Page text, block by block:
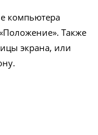
компьютера
Также
экрана, или